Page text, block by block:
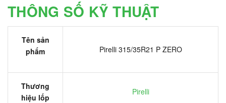
THÔNG SỐ KỸ THUẬT
Tên sản
phẩm
Pirelli 315/35R21 P ZERO
Thương
hiệu lốp
Pirelli